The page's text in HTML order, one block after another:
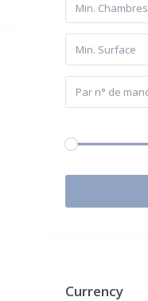
Min. Chambres
Currency